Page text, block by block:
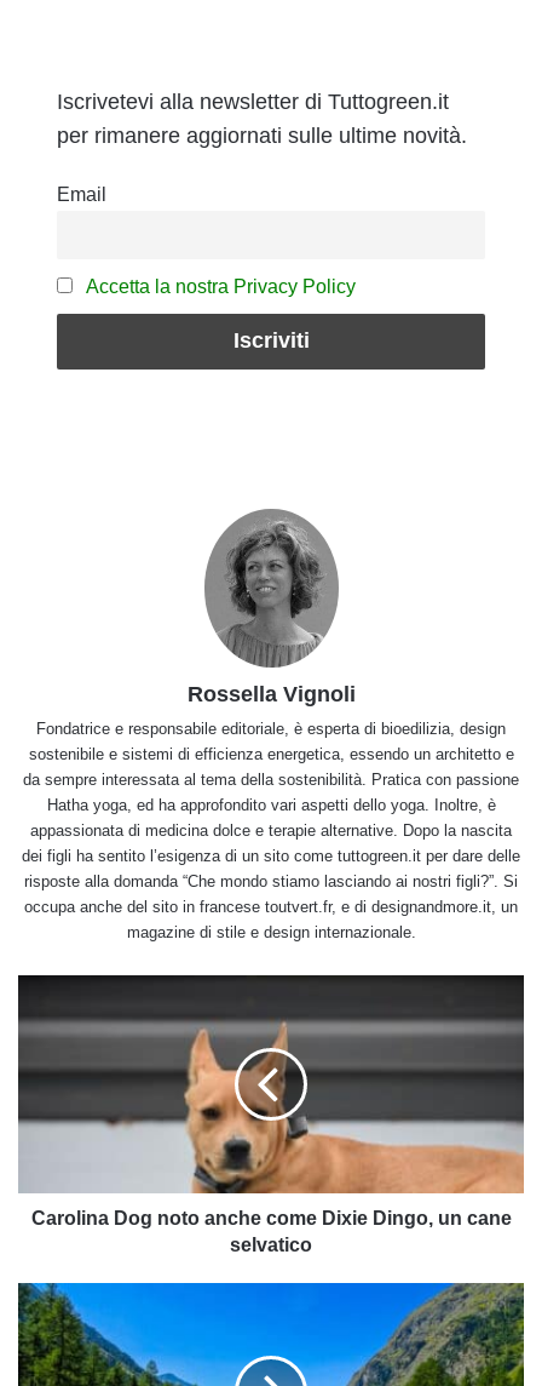
Iscrivetevi alla newsletter di Tuttogreen.it
per rimanere aggiornati sulle ultime novità.
Email
Accetta la nostra Privacy Policy
Rossella Vignoli
Fondatrice e responsabile editoriale, è esperta di bioedilizia, design
sostenibile e sistemi di efficienza energetica, essendo un architetto e
da sempre interessata al tema della sostenibilità. Pratica con passione
Hatha yoga, ed ha approfondito vari aspetti dello yoga. Inoltre, è
appassionata di medicina dolce e terapie alternative. Dopo la nascita
dei figli ha sentito l’esigenza di un sito come tuttogreen.it per dare delle
risposte alla domanda “Che mondo stiamo lasciando ai nostri figli?”. Si
occupa anche del sito in francese toutvert.fr, e di designandmore.it, un
magazine di stile e design internazionale.
noto
cane
selvatico
Carolina Dog noto anche come Dixie Dingo, un cane
selvatico
Cicloturismo
a
Pontresina:
scopri